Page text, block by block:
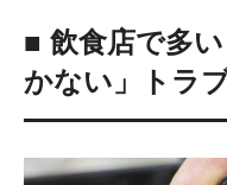
■ 飲食店で多
かない」トラ